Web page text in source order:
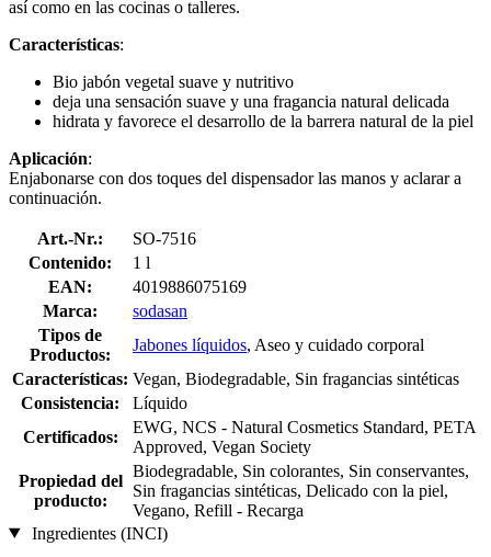
así como en las cocinas o talleres.
Características:
Bio jabón vegetal suave y nutritivo
deja una sensación suave y una fragancia natural delicada
hidrata y favorece el desarrollo de la barrera natural de la piel
Aplicación:
Enjabonarse con dos toques del dispensador las manos y aclarar a
continuación.
Art.-Nr.:
SO-7516
Contenido:
1 l
EAN:
4019886075169
Marca:
sodasan
Tipos de
Productos:
Jabones líquidos, Aseo y cuidado corporal
Características: Vegan, Biodegradable, Sin fragancias sintéticas
Consistencia:
Líquido
Certificados:
EWG, NCS - Natural Cosmetics Standard, PETA
Approved, Vegan Society
Propiedad del
producto:
Biodegradable, Sin colorantes, Sin conservantes,
Sin fragancias sintéticas, Delicado con la piel,
Vegano, Refill - Recarga
Ingredientes (INCI)